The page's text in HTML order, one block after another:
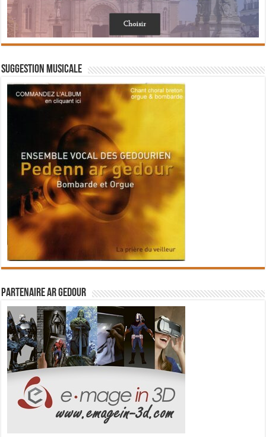
Suggestion musicale
Partenaire Ar Gedour